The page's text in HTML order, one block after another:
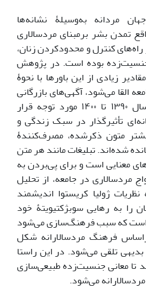
مردانه به‌وسیلۀ نشانه‌ها
تمدن بشر برمبنای مردسالاری
کنترل و محدودکردن زنان،
بوده است. در پژوهش
زیادی از این باورها با نحوۀ
القا می‌شود، آگهی‌های بازرگانی
تلویزیونی مواد شوینده از سال ۱۳۹۰ تا ۱۴۰۰ مورد توجه قرار
تأثیرگذار در سبک زندگی و
متون ذکرشده، مصرف‌کنندۀ
شده‌اند. تبلیغات مانند هر متن
معنایی است و برای پی‌بردن به
مردسالاری در جامعه، از تحلیل
ژولیا کریستوا اندیشمند
را به رهایی سوبژکتیویتۀ خود
است که سبب فرهنگ‌سازی می‌شود
فرهنگ مردسالارانه شکل
بدیهی تلقی می‌شود. در این راستا
تا معانی جنسیت‌زده طبیعی‌سازی
می‌شود.